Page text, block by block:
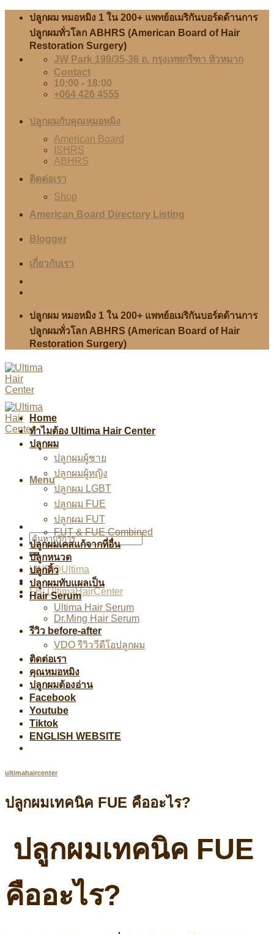
Skip
content
ปลูกผม หมอหมิง 1 ใน 200+ แพทย์อเมริกันบอร์ดด้านการ
ปลูกผมทั่วโลก ABHRS (American Board of Hair
Restoration Surgery)
JW Park 199/35-36 ถ. กรุงเทพกรีฑา หัวหมาก
Contact
10:00 - 18:00
+064 426 4555
ปลูกผมกับคุณหมอหมิง
American Board
ISHRS
ABHRS
ติดต่อเรา
Shop
American Board Directory Listing
Blogger
เกี่ยวกับเรา
ปลูกผม หมอหมิง 1 ใน 200+ แพทย์อเมริกันบอร์ดด้านการ
ปลูกผมทั่วโลก ABHRS (American Board of Hair
Restoration Surgery)
Menu
LINE@Ultima
FB: UltimaHairCenter
Home
ทำไมต้อง Ultima Hair Center
ปลูกผม
ปลูกผมผู้ชาย
ปลูกผมผู้หญิง
ปลูกผม LGBT
ปลูกผม FUE
ปลูกผม FUT
FUT & FUE Combined
ปลูกผมเคสแก้จากที่อื่น
ปลูกหนวด
ปลูกคิ้ว
ปลูกผมทับแผลเป็น
Hair Serum
Ultima Hair Serum
Dr.Ming Hair Serum
รีวิว before-after
VDO รีวิววีดีโอปลูกผม
ติดต่อเรา
คุณหมอหมิง
ปลูกผมต้องอ่าน
Facebook
Youtube
Tiktok
ENGLISH WEBSITE
ultimahaircenter
ปลูกผมเทคนิค FUE คืออะไร?
ปลูกผมเทคนิค FUE
คืออะไร?